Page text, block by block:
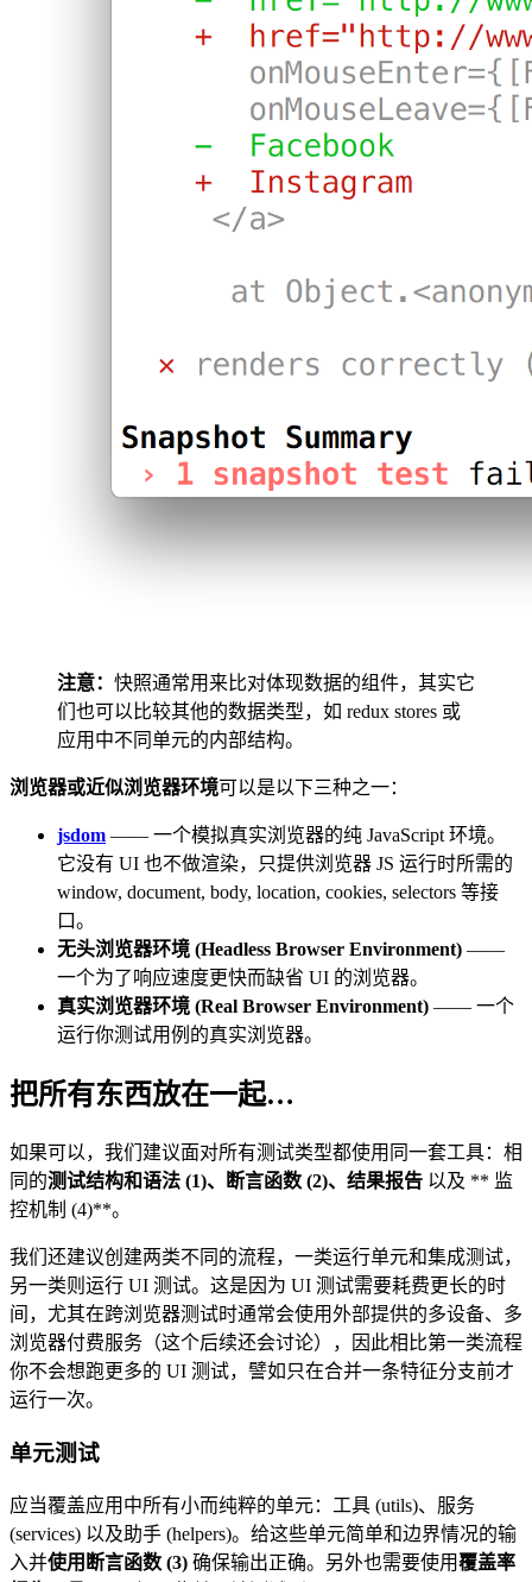
注意： 快照通常用来比对体现数据的组件，其实它
们也可以比较其他的数据类型，如 redux stores 或
应用中不同单元的内部结构。
浏览器或近似浏览器环境可以是以下三种之一：
jsdom —— 一个模拟真实浏览器的纯 JavaScript 环境。
它没有 UI 也不做渲染，只提供浏览器 JS 运行时所需的
window, document, body, location, cookies, selectors 等接
口。
无头浏览器环境 (Headless Browser Environment) ——
一个为了响应速度更快而缺省 UI 的浏览器。
真实浏览器环境 (Real Browser Environment) —— 一个
运行你测试用例的真实浏览器。
把所有东西放在一起…
如果可以，我们建议面对所有测试类型都使用同一套工具：相
同的测试结构和语法 (1)、 断言函数 (2)、 结果报告 以及 ** 监
控机制 (4)**。
我们还建议创建两类不同的流程，一类运行单元和集成测试，
另一类则运行 UI 测试。这是因为 UI 测试需要耗费更长的时
间，尤其在跨浏览器测试时通常会使用外部提供的多设备、多
浏览器付费服务（这个后续还会讨论），因此相比第一类流程
你不会想跑更多的 UI 测试，譬如只在合并一条特征分支前才
运行一次。
单元测试
应当覆盖应用中所有小而纯粹的单元：工具 (utils)、服务
(services) 以及助手 (helpers)。给这些单元简单和边界情况的输
入并使用断言函数 (3) 确保输出正确。另外也需要使用覆盖率